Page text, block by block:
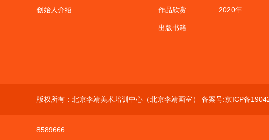
创始人介绍 作品欣赏
出版书籍
2020年
版权所有：北京李靖美术培训中心（北京李靖画室） 备案号:京ICP备
8589666